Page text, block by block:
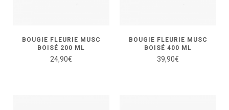
BOUGIE FLEURIE MUSC
BOISÉ 200 ML
24,90€
BOUGIE FLEURIE MUSC
BOISÉ 400 ML
39,90€